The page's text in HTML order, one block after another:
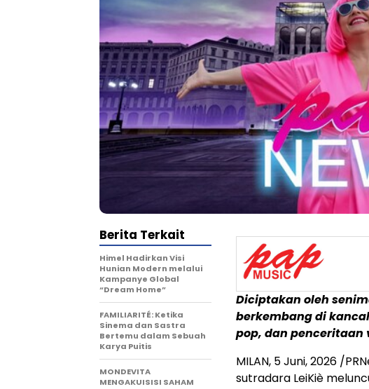
Diciptakan oleh
berkembang di
pop, dan penceritaan
MILAN, 5 Juni, 2026 /
sutradara LeiKiè
Berita Terkait
Himel Hadirkan Visi
Hunian Modern melalui
Kampanye Global
“Dream Home”
FAMILIARITÉ: Ketika
Sinema dan Sastra
Bertemu dalam Sebuah
Karya Puitis
MONDEVITA
MENGAKUISISI SAHAM